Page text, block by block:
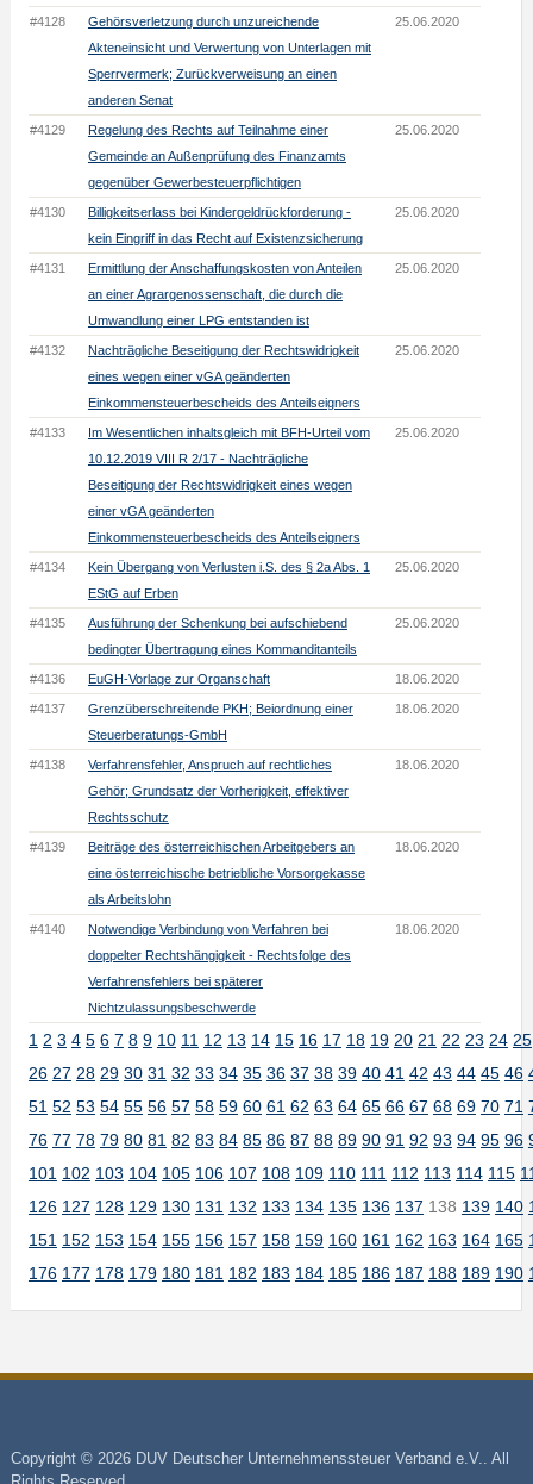
#4128
Gehörsverletzung durch unzureichende
Akteneinsicht und Verwertung von Unterlagen mit
Sperrvermerk; Zurückverweisung an einen
anderen Senat
25.06.2020
#4129
Regelung des Rechts auf Teilnahme einer
Gemeinde an Außenprüfung des Finanzamts
gegenüber Gewerbesteuerpflichtigen
25.06.2020
#4130
Billigkeitserlass bei Kindergeldrückforderung -
kein Eingriff in das Recht auf Existenzsicherung
25.06.2020
#4131
Ermittlung der Anschaffungskosten von Anteilen
an einer Agrargenossenschaft, die durch die
Umwandlung einer LPG entstanden ist
25.06.2020
#4132
Nachträgliche Beseitigung der Rechtswidrigkeit
eines wegen einer vGA geänderten
Einkommensteuerbescheids des Anteilseigners
25.06.2020
#4133
Im Wesentlichen inhaltsgleich mit BFH-Urteil vom
10.12.2019 VIII R 2/17 - Nachträgliche
Beseitigung der Rechtswidrigkeit eines wegen
einer vGA geänderten
Einkommensteuerbescheids des Anteilseigners
25.06.2020
#4134
Kein Übergang von Verlusten i.S. des § 2a Abs. 1
EStG auf Erben
25.06.2020
#4135
Ausführung der Schenkung bei aufschiebend
bedingter Übertragung eines Kommanditanteils
25.06.2020
#4136 EuGH-Vorlage zur Organschaft 18.06.2020
#4137
Grenzüberschreitende PKH; Beiordnung einer
Steuerberatungs-GmbH
18.06.2020
#4138
Verfahrensfehler, Anspruch auf rechtliches
Gehör; Grundsatz der Vorherigkeit, effektiver
Rechtsschutz
18.06.2020
#4139
Beiträge des österreichischen Arbeitgebers an
eine österreichische betriebliche Vorsorgekasse
als Arbeitslohn
18.06.2020
#4140
Notwendige Verbindung von Verfahren bei
doppelter Rechtshängigkeit - Rechtsfolge des
Verfahrensfehlers bei späterer
Nichtzulassungsbeschwerde
18.06.2020
1 2 3 4 5 6 7 8 9 10 11 12 13 14 15 16 17 18 19 20 21 22 23 24 25
26 27 28 29 30 31 32 33 34 35 36 37 38 39 40 41 42 43 44 45 46
51 52 53 54 55 56 57 58 59 60 61 62 63 64 65 66 67 68 69 70 71
76 77 78 79 80 81 82 83 84 85 86 87 88 89 90 91 92 93 94 95 96
101 102 103 104 105 106 107 108 109 110 111 112 113 114 115
126 127 128 129 130 131 132 133 134 135 136 137 138 139 140
151 152 153 154 155 156 157 158 159 160 161 162 163 164 165
176 177 178 179 180 181 182 183 184 185 186 187 188 189 190
Copyright © 2026 DUV Deutscher Unternehmenssteuer Verband e.V.. All